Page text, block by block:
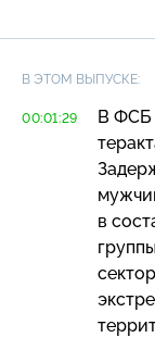
В ЭТОМ ВЫПУСКЕ:
00:01:29
В ФСБ
в